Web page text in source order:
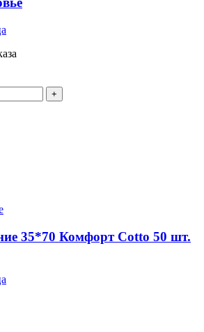
35*70 Комфорт Сotto 50 шт.